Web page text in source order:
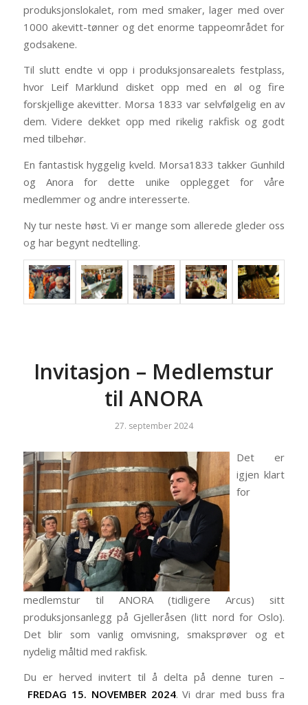
produksjonslokalet, rom med smaker, lager med over
1000 akevitt-tønner og det enorme tappeområdet for
godsakene.
Til slutt endte vi opp i produksjonsarealets festplass,
hvor Leif Marklund disket opp med en øl og fire
forskjellige akevitter. Morsa 1833 var selvfølgelig en av
dem. Videre dekket opp med rikelig rakfisk og godt
med tilbehør.
En fantastisk hyggelig kveld. Morsa1833 takker Gunhild
og Anora for dette unike opplegget for våre
medlemmer og andre interesserte.
Ny tur neste høst. Vi er mange som allerede gleder oss
og har begynt nedtelling.
Invitasjon – Medlemstur
til ANORA
27. september 2024
Det er
igjen klart
for
medlemstur til ANORA (tidligere Arcus) sitt
produksjonsanlegg på Gjelleråsen (litt nord for Oslo).
Det blir som vanlig omvisning, smaksprøver og et
nydelig måltid med rakfisk.
Du er herved invitert til å delta på denne turen –
FREDAG 15. NOVEMBER 2024. Vi drar med buss fra